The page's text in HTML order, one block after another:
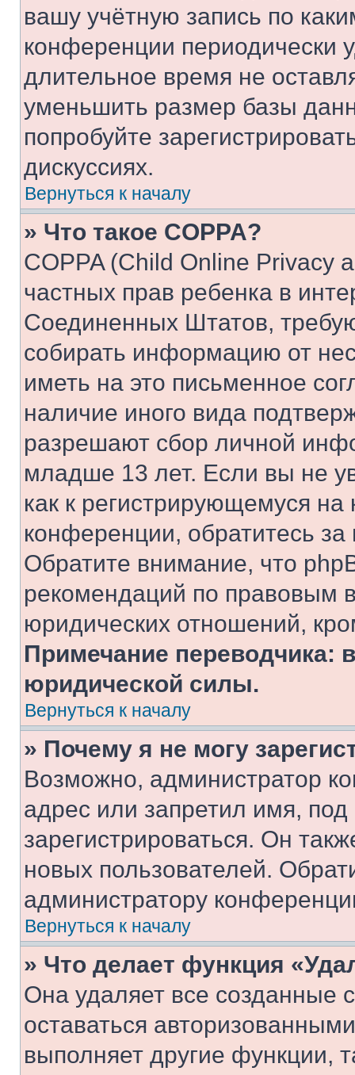
вашу учётную запись по
конференции периодически
длительное время не
уменьшить размер базы
попробуйте
дискуссиях.
Вернуться к началу
» Что такое COPPA?
COPPA (Child Online Privacy
частных прав ребенка в
Соединенных Штатов,
собирать информацию от
иметь на это письменное
наличие иного вида
разрешают сбор личной
младше 13 лет. Если вы не
как к регистрирующемуся
конференции, обратитесь
Обратите внимание, что
рекомендаций по правовым
юридических отношений,
Примечание переводчика:
юридической силы.
Вернуться к началу
» Почему я не могу
Возможно, администратор
адрес или запретил имя,
зарегистрироваться. Он
новых пользователей.
администратору
Вернуться к началу
» Что делает функция
Она удаляет все созданные
оставаться
выполняет другие функции,